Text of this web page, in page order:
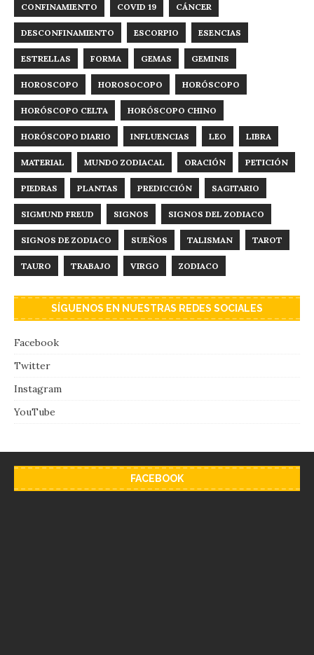
CONFINAMIENTO COVID 19 CÁNCER
DESCONFINAMIENTO ESCORPIO ESENCIAS
ESTRELLAS FORMA GEMAS GEMINIS
HOROSCOPO HOROSOCOPO HORÓSCOPO
HORÓSCOPO CELTA HORÓSCOPO CHINO
HORÓSCOPO DIARIO INFLUENCIAS LEO LIBRA
MATERIAL MUNDO ZODIACAL ORACIÓN PETICIÓN
PIEDRAS PLANTAS PREDICCIÓN SAGITARIO
SIGMUND FREUD SIGNOS SIGNOS DEL ZODIACO
SIGNOS DE ZODIACO SUEÑOS TALISMAN TAROT
TAURO TRABAJO VIRGO ZODIACO
SÍGUENOS EN NUESTRAS REDES SOCIALES
Facebook
Twitter
Instagram
YouTube
FACEBOOK